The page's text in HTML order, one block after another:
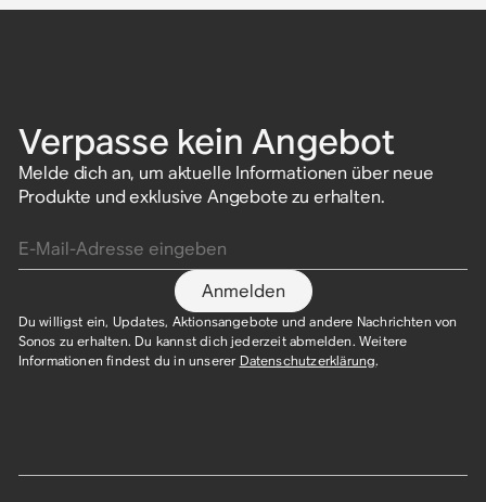
Verpasse kein Angebot
Melde dich an, um aktuelle Informationen über neue
Produkte und exklusive Angebote zu erhalten.
Anmelden
Du willigst ein, Updates, Aktionsangebote und andere Nachrichten von
Sonos zu erhalten. Du kannst dich jederzeit abmelden. Weitere
Informationen findest du in unserer Datenschutzerklärung.​